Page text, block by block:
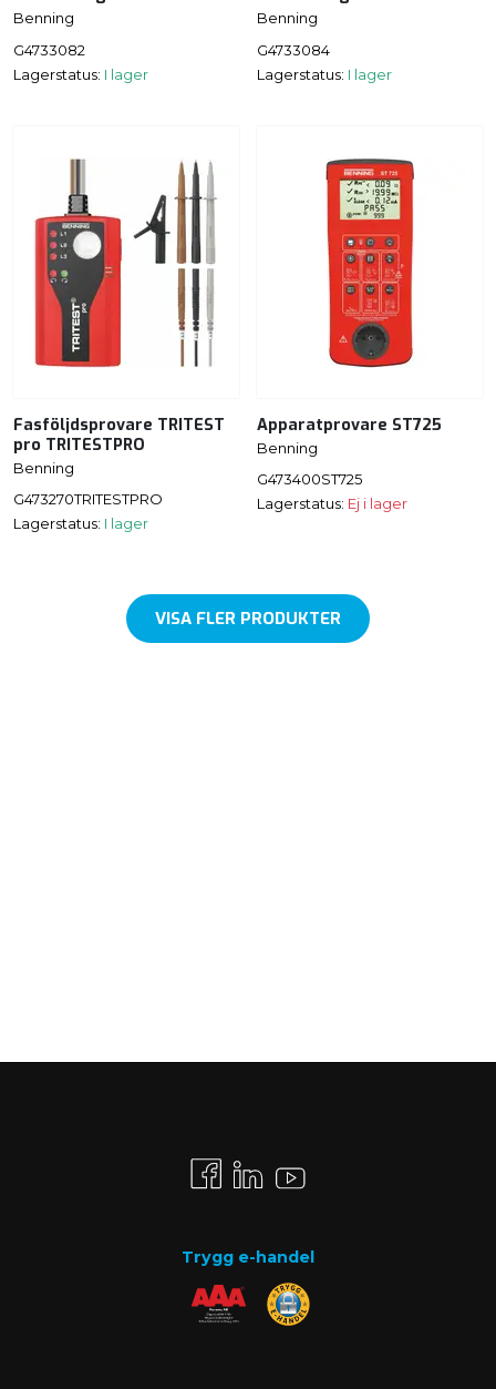
Benning
G4733082
Lagerstatus: I lager
Benning
G4733084
Lagerstatus: I lager
Fasföljdsprovare TRITEST
pro TRITESTPRO
Benning
G473270TRITESTPRO
Lagerstatus: I lager
Apparatprovare ST725
Benning
G473400ST725
Lagerstatus: Ej i lager
VISA FLER PRODUKTER
Trygg e-handel